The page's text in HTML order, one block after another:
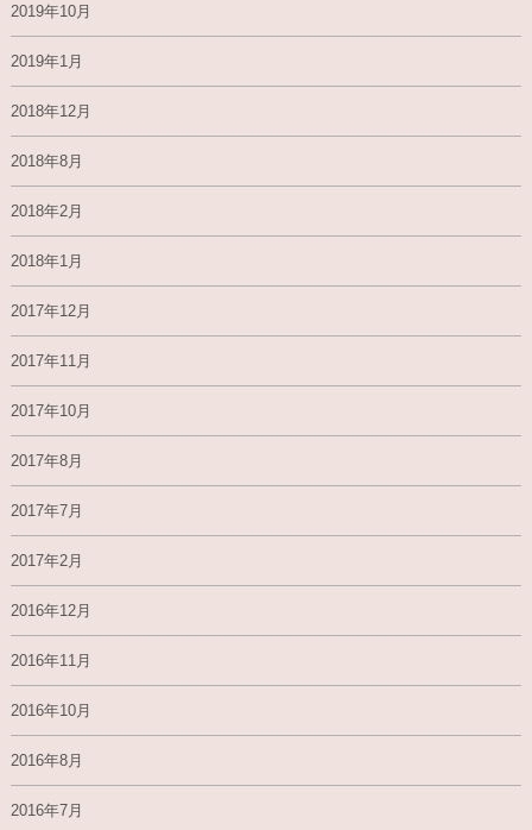
2019年10月
2019年1月
2018年12月
2018年8月
2018年2月
2018年1月
2017年12月
2017年11月
2017年10月
2017年8月
2017年7月
2017年2月
2016年12月
2016年11月
2016年10月
2016年8月
2016年7月